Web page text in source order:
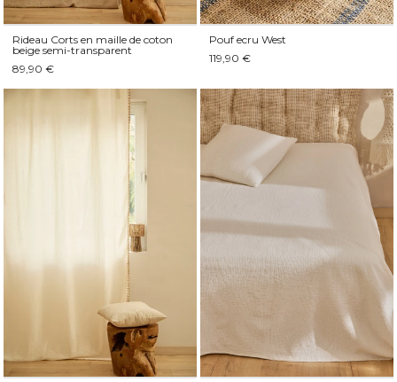
Rideau Corts en maille de coton
beige semi-transparent
89,90 €
Pouf ecru West
119,90 €